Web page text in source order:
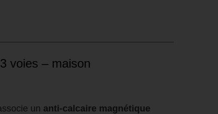
voies – maison
un anti-calcaire magnétique